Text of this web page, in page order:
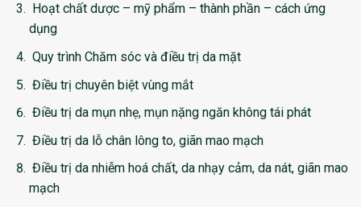
Hoạt chất dược – mỹ phẩm – thành phần – cách ứng
dụng
Quy trình Chăm sóc và điều trị da mặt
Điều trị chuyên biệt vùng mắt
Điều trị da mụn nhẹ, mụn nặng ngăn không tái phát
Điều trị da lỗ chân lông to, giãn mao mạch
Điều trị da nhiễm hoá chất, da nhạy cảm, da nát, giãn mao
mạch